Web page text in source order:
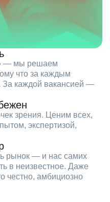
— мы решаем
что за каждым
каждой вакансией —
зрения. Ценим всех,
экспертизой,
рынок — и нас самих
в неизвестное. Даже
честно, амбициозно